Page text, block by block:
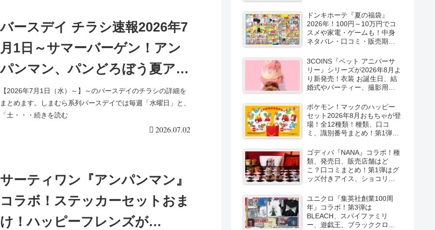
バースデイ チラシ速報2026年7
月1日～サマーバーゲン！アン
パンマン、パンどろぼう夏アイ
テム！日替わりセールも実施！
【2026年7月1日（水）～】～のバースデイのチラシの詳細を
まとめます。しまむら系列バースデイでは毎週「水曜日」と、
「土・・・続きを読む
2026.07.02
サーティワン『アンパンマン』
コラボ！ステッカーセットおま
け！ハッピーフレンズが
2026/8/8より新発売！
ドンキホーテ『夏の福袋』
2026年！100円～10万円でコ
スメや家電・ゲームも！中身
ネタバレ・口コミ・販売期
3COINS『ペット アニバーサ
リー』シリーズが2026年8月よ
り新発売！衣装 お誕生日、結
婚式やパーティー、撮影用グ
ポケモン！マックのハッピー
セット2026年8月おもちゃが登
場！全12種類！種類、口コ
ミ、識別番号まとめ！第1弾は
ゴディバ『NANA』コラボ！種
類、発売日、販売店舗はど
こ？口コミまとめ！第1弾はグ
ッズ付きアイス、ショコリキ
より新発売！第2弾は限定チョ
コレートなどが2026年10月？
再販売は？
ユニクロ『集英社創業100周
年』コラボ！第3弾は
BLEACH、スパイファミリ
ー、遊戯王、ブラッククロー